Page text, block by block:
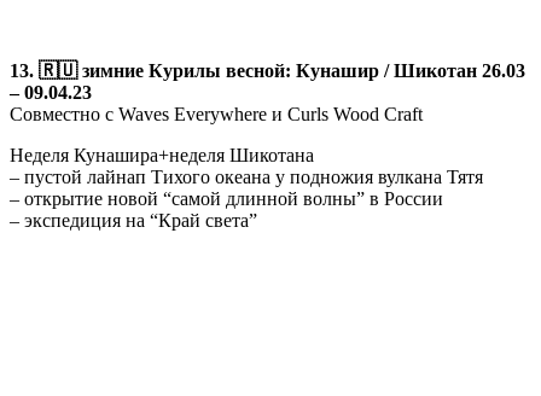
13. 🇷🇺 зимние Курилы весной: Кунашир / Шикотан 26.03
– 09.04.23
Совместно с Waves Everywhere и Curls Wood Craft
Неделя Кунашира+неделя Шикотана
– пустой лайнап Тихого океана у подножия вулкана Тятя
– открытие новой “самой длинной волны” в России
– экспедиция на “Край света”